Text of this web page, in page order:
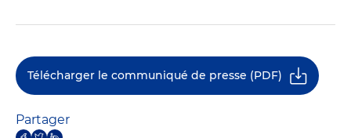
Télécharger le communiqué de presse (PDF)
Partager